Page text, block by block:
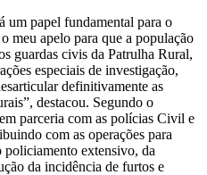
um papel fundamental para o
meu apelo para que a população
guardas civis da Patrulha Rural,
especiais de investigação,
definitivamente as
destacou. Segundo o
parceria com as polícias Civil e
com as operações para
policiamento extensivo, da
da incidência de furtos e